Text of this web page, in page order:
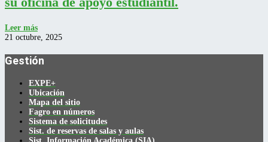
Leer más
21 octubre, 2025
Gestión
EXPE+
Ubicación
Mapa del sitio
Fagro en números
Sistema de solicitudes
Sist. de reservas de salas y aulas